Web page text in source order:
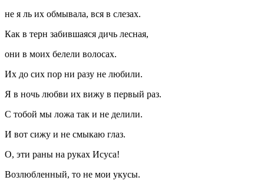
не я ль их обмывала, вся в слезах.
Как в терн забившаяся дичь лесная,
они в моих белели волосах.
Их до сих пор ни разу не любили.
Я в ночь любви их вижу в первый раз.
С тобой мы ложа так и не делили.
И вот сижу и не смыкаю глаз.
О, эти раны на руках Исуса!
Возлюбленный, то не мои укусы.